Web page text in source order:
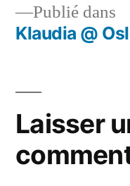
l’article
Publié dans
Klaudia @
Laisser